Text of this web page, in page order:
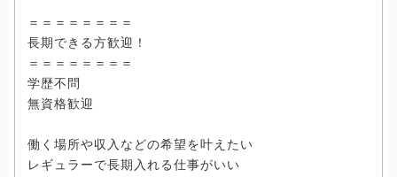
＝＝＝＝＝＝＝＝
長期できる方歓迎！
＝＝＝＝＝＝＝＝
学歴不問
無資格歓迎
働く場所や収入などの希望を叶えたい
レギュラーで長期入れる仕事がいい